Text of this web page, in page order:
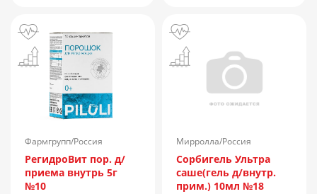
Фармгрупп/Россия
РегидроВит пор. д/
приема внутрь 5г
№10
Мирролла/Россия
Сорбигель Ультра
саше(гель д/внутр.
прим.) 10мл №18